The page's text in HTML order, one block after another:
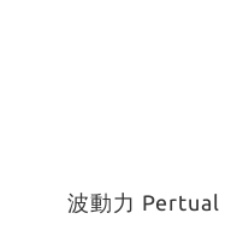
波動力 Pertual